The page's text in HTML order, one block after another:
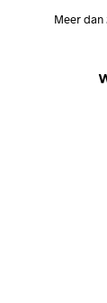
Meer dan